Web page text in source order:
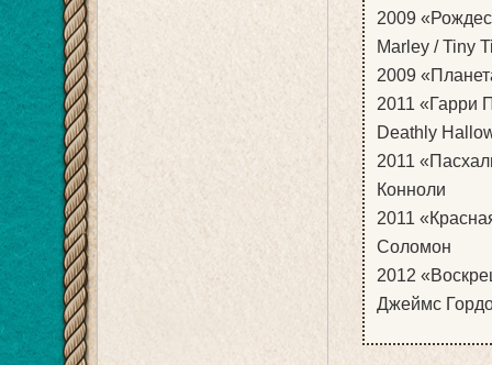
2009
Marley / Tiny
2009
2011 «Гарри
Deathly
2011
Конноли
2011
Соломон
2012
Джеймс